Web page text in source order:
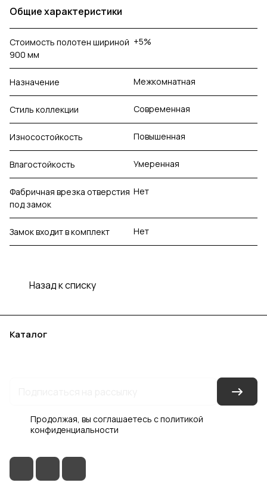
Общие характеристики
Стоимость полотен шириной
900 мм
+5%
Назначение Межкомнатная
Стиль коллекции Современная
Износостойкость Повышенная
Влагостойкость Умеренная
Фабричная врезка отверстия
под замок
Нет
Замок входит в комплект Нет
Назад к списку
Каталог
Продолжая, вы соглашаетесь сполитикой
конфиденциальности